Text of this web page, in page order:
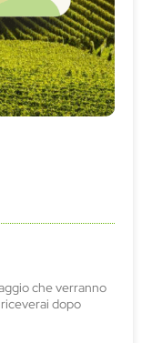
che verranno
dopo